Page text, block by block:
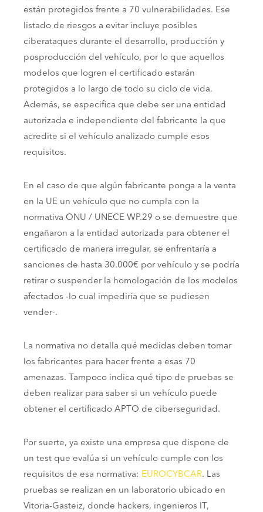
están protegidos frente a 70 vulnerabilidades. Ese
listado de riesgos a evitar incluye posibles
ciberataques durante el desarrollo, producción y
posproducción del vehículo, por lo que aquellos
modelos que logren el certificado estarán
protegidos a lo largo de todo su ciclo de vida.
Además, se especifica que debe ser una entidad
autorizada e independiente del fabricante la que
acredite si el vehículo analizado cumple esos
requisitos.
En el caso de que algún fabricante ponga a la venta
en la UE un vehículo que no cumpla con la
normativa ONU / UNECE WP.29 o se demuestre que
engañaron a la entidad autorizada para obtener el
certificado de manera irregular, se enfrentaría a
sanciones de hasta 30.000€ por vehículo y se podría
retirar o suspender la homologación de los modelos
afectados -lo cual impediría que se pudiesen
vender-.
La normativa no detalla qué medidas deben tomar
los fabricantes para hacer frente a esas 70
amenazas. Tampoco indica qué tipo de pruebas se
deben realizar para saber si un vehículo puede
obtener el certificado APTO de ciberseguridad.
Por suerte, ya existe una empresa que dispone de
un test que evalúa si un vehículo cumple con los
requisitos de esa normativa: EUROCYBCAR. Las
pruebas se realizan en un laboratorio ubicado en
Vitoria-Gasteiz, donde hackers, ingenieros IT,